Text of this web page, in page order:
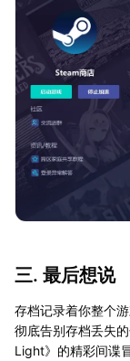
三. 最后想说
存档记录着你整个
彻底告别存档丢失
Light》的精彩间谍